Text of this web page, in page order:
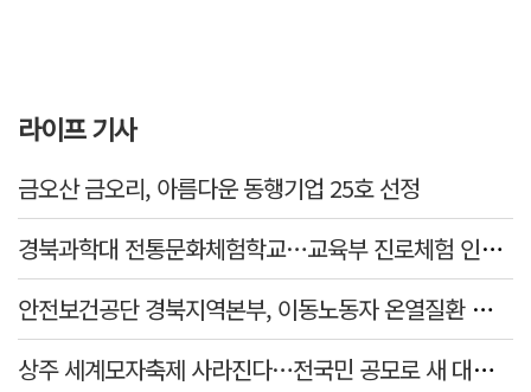
라이프 기사
금오산 금오리, 아름다운 동행기업 25호 선정
경북과학대 전통문화체험학교…교육부 진로체험 인증기관 선정
안전보건공단 경북지역본부, 이동노동자 온열질환 예방 캠페인
상주 세계모자축제 사라진다…전국민 공모로 새 대표축제 발굴 나서